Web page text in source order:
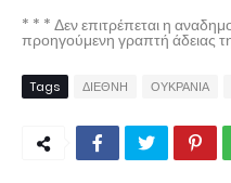
* * * Δεν επιτρέπεται η
προηγούμενη γραπτή άδειας
Tags ΔΙΕΘΝΗ ΟΥΚΡΑΝΙΑ